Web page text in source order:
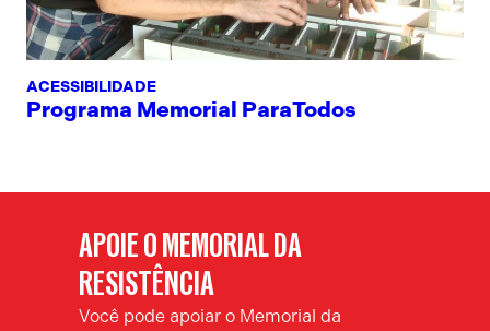
ACESSIBILIDADE
Programa Memorial ParaTodos
APOIE O MEMORIAL DA
RESISTÊNCIA
Você pode apoiar o Memorial da